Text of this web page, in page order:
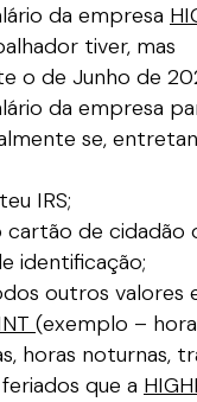
da empresa
tiver, mas
o de Junho de
da empresa
se,
IRS;
de cidadão
identificação;
outros valores
(exemplo –
horas noturnas,
que a